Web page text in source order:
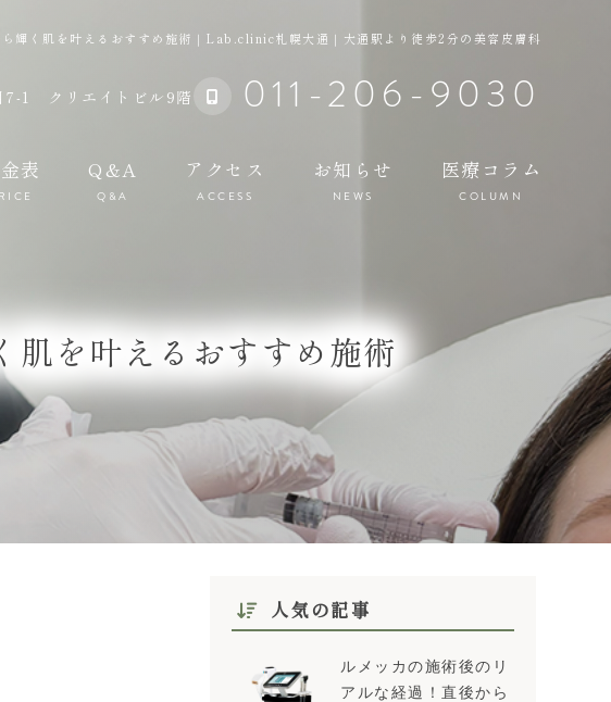
ら輝く肌を叶えるおすすめ施術｜Lab.clinic札幌大通｜大通駅より徒歩2分の美容皮膚科
7-1 クリエイトビル9階 011-206-9030
表 Q&A
Q&A
アクセス
ACCESS
お知らせ
NEWS
医療コラム
COLUMN
肌を叶えるおすすめ施術
人気の記事
ルメッカの施術後のリ
アルな経過！直後から